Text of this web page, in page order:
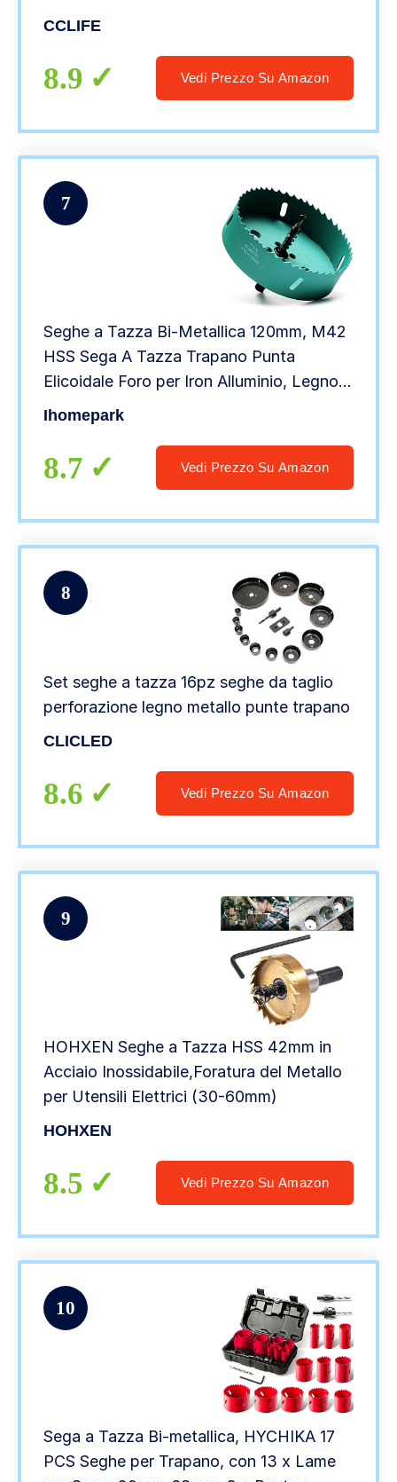
Forareper per Acciaio inossidabile
CCLIFE
8.9 Vedi Prezzo Su Amazon
7
Seghe a Tazza Bi-Metallica 120mm, M42
HSS Sega A Tazza Trapano Punta
Elicoidale Foro per Iron Alluminio, Legno,
Cartongesso, Tubi, Plastica, Pannelli di
Fibra/Verde
Ihomepark
8.7 Vedi Prezzo Su Amazon
8
Set seghe a tazza 16pz seghe da taglio
perforazione legno metallo punte trapano
CLICLED
8.6 Vedi Prezzo Su Amazon
9
HOHXEN Seghe a Tazza HSS 42mm in
Acciaio Inossidabile,Foratura del Metallo
per Utensili Elettrici (30-60mm)
HOHXEN
8.5 Vedi Prezzo Su Amazon
10
Sega a Tazza Bi-metallica, HYCHIKA 17
PCS Seghe per Trapano, con 13 x Lame